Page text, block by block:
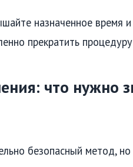
назначенное время
прекратить
что нужно
безопасный метод, но